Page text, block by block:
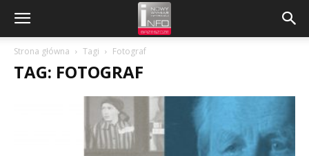
Strona główna Tagi Fotograf
TAG: FOTOGRAF